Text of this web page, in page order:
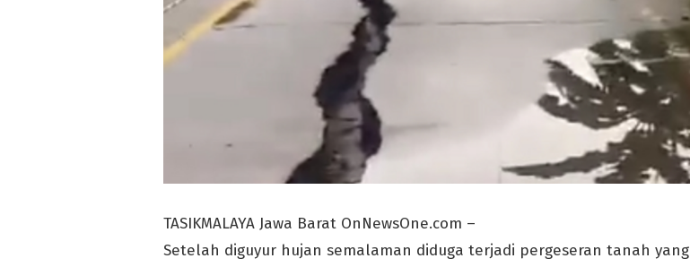
TASIKMALAYA Jawa Barat OnNewsOne.com –
Setelah diguyur hujan semalaman diduga terjadi pergeseran tanah yang